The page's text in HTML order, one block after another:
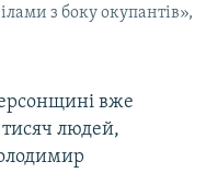
з боку окупантів»,
вже
людей,